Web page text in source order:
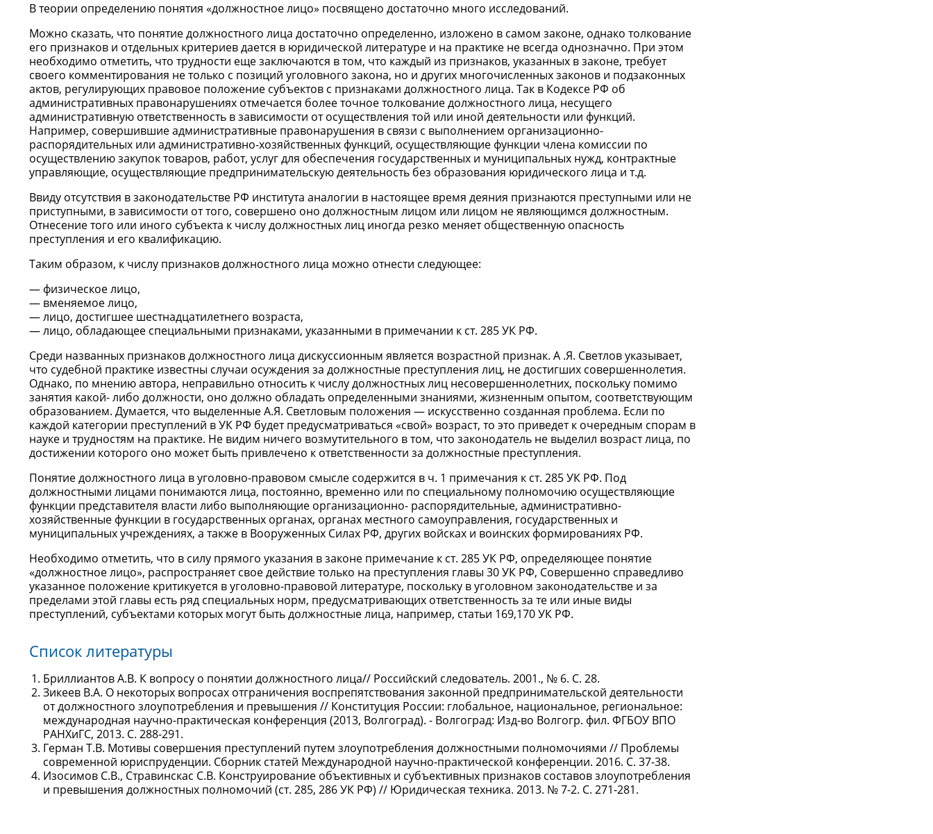
В теории определению понятия «должностное лицо» посвящено достаточно много исследований.
Можно сказать, что понятие должностного лица достаточно определенно, изложено в самом законе, однако толкование
его признаков и отдельных критериев дается в юридической литературе и на практике не всегда однозначно. При этом
необходимо отметить, что трудности еще заключаются в том, что каждый из признаков, указанных в законе, требует
своего комментирования не только с позиций уголовного закона, но и других многочисленных законов и подзаконных
актов, регулирующих правовое положение субъектов с признаками должностного лица. Так в Кодексе РФ об
административных правонарушениях отмечается более точное толкование должностного лица, несущего
административную ответственность в зависимости от осуществления той или иной деятельности или функций.
Например, совершившие административные правонарушения в связи с выполнением организационно-
распорядительных или административно-хозяйственных функций, осуществляющие функции члена комиссии по
осуществлению закупок товаров, работ, услуг для обеспечения государственных и муниципальных нужд, контрактные
управляющие, осуществляющие предпринимательскую деятельность без образования юридического лица и т.д.
Ввиду отсутствия в законодательстве РФ института аналогии в настоящее время деяния признаются преступными или не
приступными, в зависимости от того, совершено оно должностным лицом или лицом не являющимся должностным.
Отнесение того или иного субъекта к числу должностных лиц иногда резко меняет общественную опасность
преступления и его квалификацию.
Таким образом, к числу признаков должностного лица можно отнести следующее:
физическое лицо,
вменяемое лицо,
лицо, достигшее шестнадцатилетнего возраста,
лицо, обладающее специальными признаками, указанными в примечании к ст. 285 УК РФ.
Среди названных признаков должностного лица дискуссионным является возрастной признак. А .Я. Светлов указывает,
что судебной практике известны случаи осуждения за должностные преступления лиц, не достигших совершеннолетия.
Однако, по мнению автора, неправильно относить к числу должностных лиц несовершеннолетних, поскольку помимо
занятия какой- либо должности, оно должно обладать определенными знаниями, жизненным опытом, соответствующим
образованием. Думается, что выделенные А.Я. Светловым положения — искусственно созданная проблема. Если по
каждой категории преступлений в УК РФ будет предусматриваться «свой» возраст, то это приведет к очередным спорам в
науке и трудностям на практике. Не видим ничего возмутительного в том, что законодатель не выделил возраст лица, по
достижении которого оно может быть привлечено к ответственности за должностные преступления.
Понятие должностного лица в уголовно-правовом смысле содержится в ч. 1 примечания к ст. 285 УК РФ. Под
должностными лицами понимаются лица, постоянно, временно или по специальному полномочию осуществляющие
функции представителя власти либо выполняющие организационно- распорядительные, административно-
хозяйственные функции в государственных органах, органах местного самоуправления, государственных и
муниципальных учреждениях, а также в Вооруженных Силах РФ, других войсках и воинских формированиях РФ.
Необходимо отметить, что в силу прямого указания в законе примечание к ст. 285 УК РФ, определяющее понятие
«должностное лицо», распространяет свое действие только на преступления главы 30 УК РФ, Совершенно справедливо
указанное положение критикуется в уголовно-правовой литературе, поскольку в уголовном законодательстве и за
пределами этой главы есть ряд специальных норм, предусматривающих ответственность за те или иные виды
преступлений, субъектами которых могут быть должностные лица, например, статьи 169,170 УК РФ.
Список литературы
Бриллиантов А.В. К вопросу о понятии должностного лица// Российский следователь. 2001., № 6. С. 28.
Зикеев В.А. О некоторых вопросах отграничения воспрепятствования законной предпринимательской деятельности
от должностного злоупотребления и превышения // Конституция России: глобальное, национальное, региональное:
международная научно-практическая конференция (2013, Волгоград). - Волгоград: Изд-во Волгогр. фил. ФГБОУ ВПО
РАНХиГС, 2013. С. 288-291.
Герман Т.В. Мотивы совершения преступлений путем злоупотребления должностными полномочиями // Проблемы
современной юриспруденции. Сборник статей Международной научно-практической конференции. 2016. С. 37-38.
Изосимов С.В., Стравинскас С.В. Конструирование объективных и субъективных признаков составов злоупотребления
и превышения должностных полномочий (ст. 285, 286 УК РФ) // Юридическая техника. 2013. № 7-2. С. 271-281.